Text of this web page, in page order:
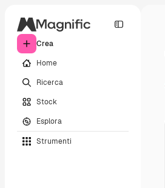
Crea
Home
Ricerca
Stock
Esplora
Strumenti